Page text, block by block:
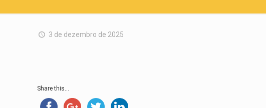
3 de dezembro de 2025
Share this...